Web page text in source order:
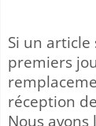
Si un article
premiers
réception
Nous